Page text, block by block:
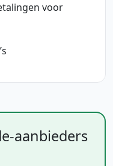
voor
aanbieders